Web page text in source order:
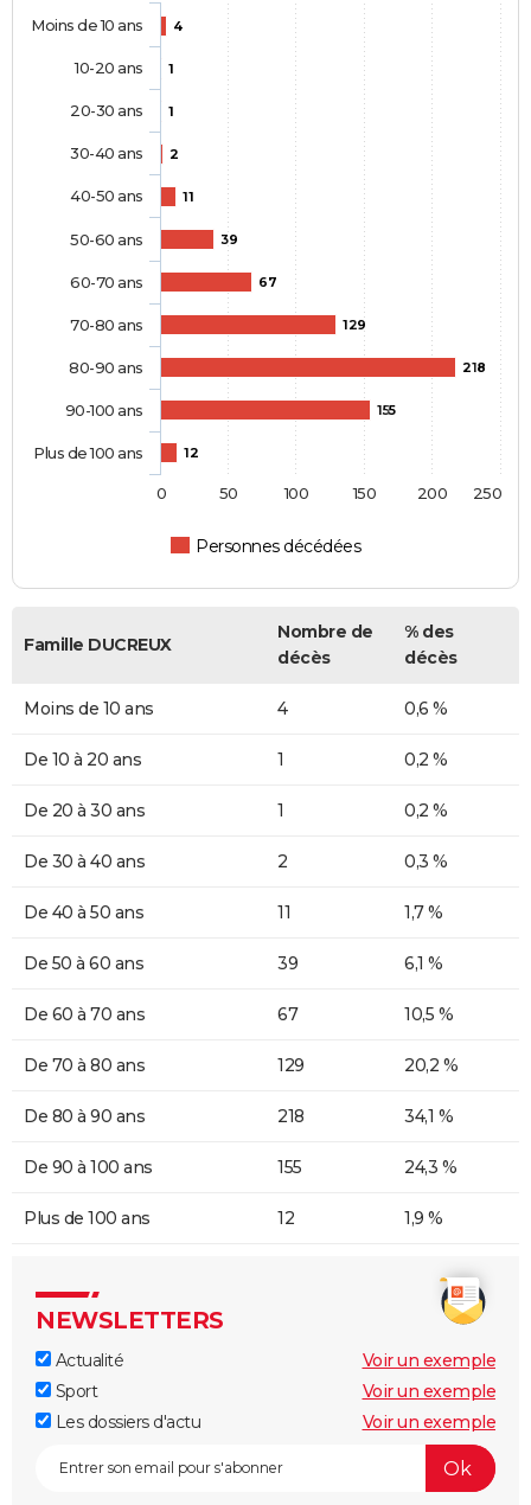
4
1
1
2
11
39
67
129
218
155
12
Personnes décédées
Moins de 10 ans
10-20 ans
20-30 ans
30-40 ans
40-50 ans
50-60 ans
60-70 ans
70-80 ans
80-90 ans
90-100 ans
Plus de 100 ans
0 50 100 150 200 250
Famille DUCREUX
Nombre de
décès
% des
décès
Moins de 10 ans 4 0,6 %
De 10 à 20 ans 1 0,2 %
De 20 à 30 ans 1 0,2 %
De 30 à 40 ans 2 0,3 %
De 40 à 50 ans 11 1,7 %
De 50 à 60 ans 39 6,1 %
De 60 à 70 ans 67 10,5 %
De 70 à 80 ans 129 20,2 %
De 80 à 90 ans 218 34,1 %
De 90 à 100 ans 155 24,3 %
Plus de 100 ans 12 1,9 %
NEWSLETTERS
Actualité
Voir un exemple
Sport
Voir un exemple
Les dossiers d'actu
Voir un exemple